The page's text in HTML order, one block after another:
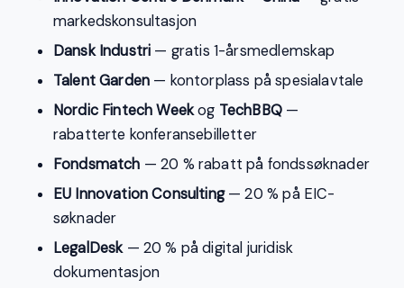
markedskonsultasjon
Dansk Industri — gratis 1-årsmedlemskap
Talent Garden — kontorplass på spesialavtale
Nordic Fintech Weekog TechBBQ —
rabatterte konferansebilletter
Fondsmatch — 20 % rabatt på fondssøknader
EU Innovation Consulting— 20 % på EIC-
søknader
LegalDesk— 20 % på digital juridisk
dokumentasjon